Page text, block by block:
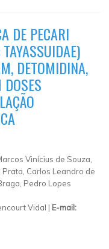
DE PECARI
DETOMIDINA,
Vinícius de Souza,
Carlos Leandro de
Pedro Lopes
Vidal | E-mail: